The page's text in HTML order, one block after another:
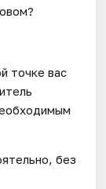
точке вас
без